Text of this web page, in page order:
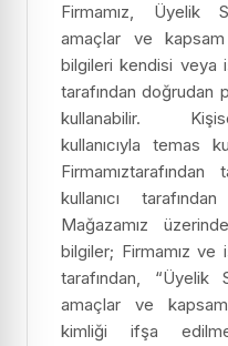
Firmamız, Üyelik
amaçlar ve
bilgileri kendisi veya
tarafından doğrudan
kullanabilir.
kullanıcıyla temas
kullanıcı
Mağazamız
bilgiler; Firmamız
tarafından, “Üyelik
amaçlar ve
kimliği ifşa